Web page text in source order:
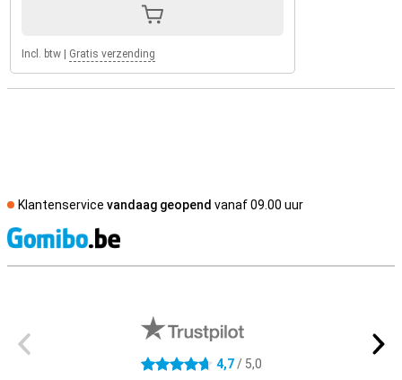
Incl. btw Gratis verzending
Klantenservice vandaag geopend vanaf 09.00 uur
4.7 sterren 4,7/ 5,0